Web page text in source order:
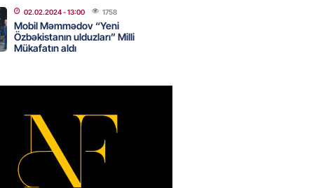
- 14:28
- 14:15
karta istədiyiniz qədər
edə bilərsiniz – VİDEO
02.02.2024- 13:00 1758
Mobil Məmmədov “Yeni
Özbəkistanın ulduzları” Milli
Mükafatın aldı